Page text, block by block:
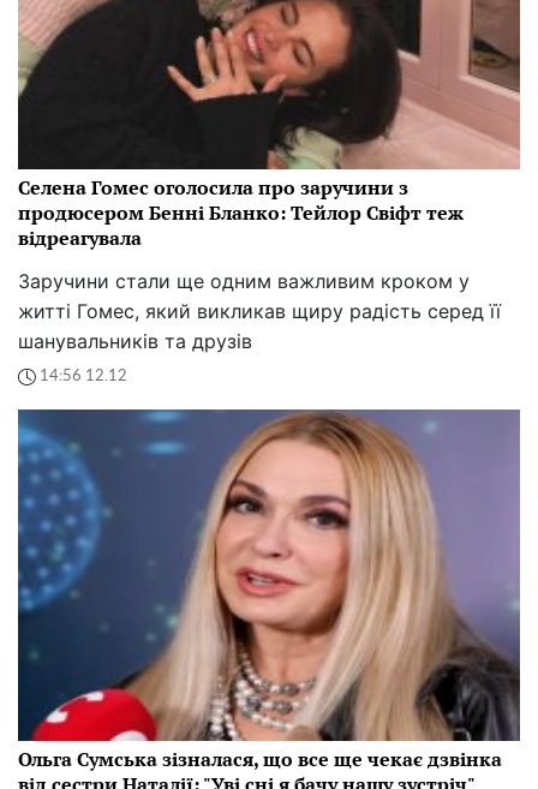
Селена Гомес оголосила про заручини з
продюсером Бенні Бланко: Тейлор Свіфт теж
відреагувала
Заручини стали ще одним важливим кроком у
житті Гомес, який викликав щиру радість серед її
шанувальників та друзів
14:56 12.12
Ольга Сумська зізналася, що все ще чекає дзвінка